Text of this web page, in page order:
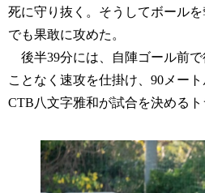
死に守り抜く。そうしてボール
でも果敢に攻めた。
後半39分には、自陣ゴール前で
ことなく速攻を仕掛け、90メー
CTB八文字雅和が試合を決めるト